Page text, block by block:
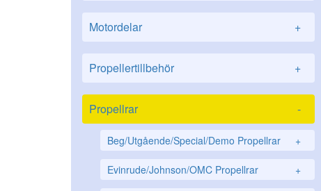
Motordelar +
Propellertillbehör +
Propellrar -
Beg/Utgående/Special/Demo Propellrar +
Evinrude/Johnson/OMC Propellrar +